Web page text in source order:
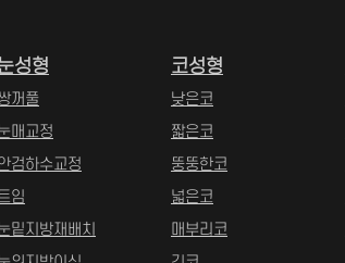
성형
꺼풀
매교정
검하수교정
임
밑지방재배치
코성형
낮은코
짧은코
뚱뚱한코
넓은코
매부리코